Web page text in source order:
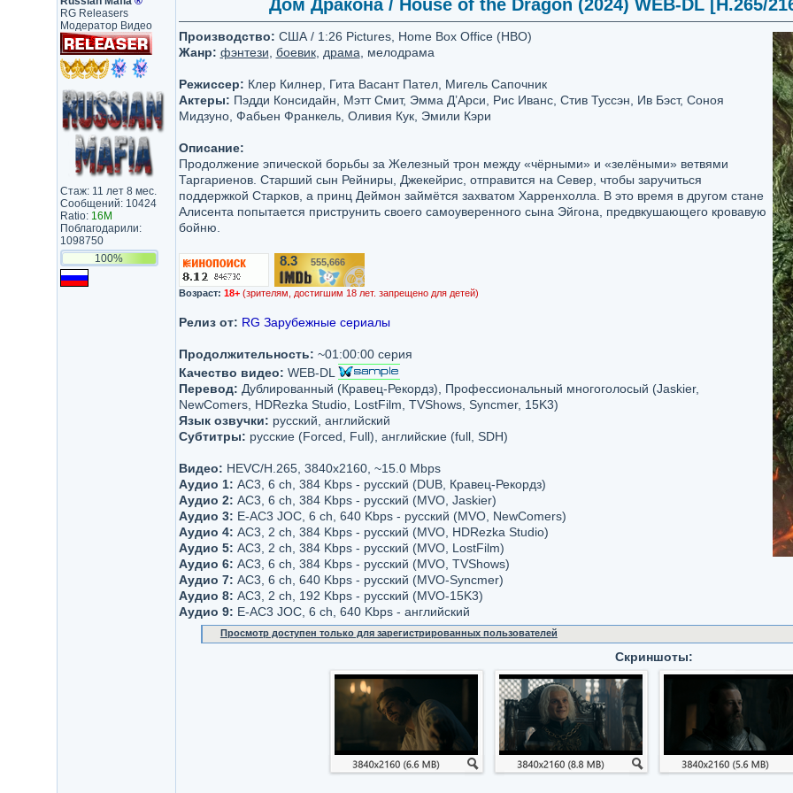
RG Releasers
Модератор Видео
Стаж: 11 лет 8 мес.
Сообщений: 10424
Ratio: 16M
Поблагодарили:
1098750
100%
Дом Дракона / House of the Dragon (2024) WEB-DL [H.265/
Производство: США / 1:26 Pictures, Home Box Office (HBO)
Жанр: фэнтези боевик, драма , мелодрама
Режиссер: Клер Килнер, Гита Васант Пател, Мигель Сапочник
Актеры: Пэдди Консидайн, Мэтт Смит, Эмма Д’Арси, Рис Иванс, Стив Туссэн, Ив Бэст, Соноя
Мидзуно, Фабьен Франкель, Оливия Кук, Эмили Кэри
Описание:
Продолжение эпической борьбы за Железный трон между «чёрными» и «зелёными» ветвями
Таргариенов. Старший сын Рейниры, Джекейрис, отправится на Север, чтобы заручиться
поддержкой Старков, а принц Деймон займётся захватом Харренхолла. В это время в другом стане
Алисента попытается приструнить своего самоуверенного сына Эйгона, предвкушающего кровавую
бойню.
8.3/10 555,666
Возраст: 18+ (зрителям, достигшим 18 лет. запрещено для детей)
Релиз от: RG Зарубежные сериалы
Продолжительность: ~01:00:00 серия
Качество видео: WEB-DL
Перевод: Дублированный (Кравец-Рекордз), Профессиональный многоголосый (Jaskier,
NewComers, HDRezka Studio, LostFilm, TVShows, Syncmer, 15K3)
Язык озвучки: русский, английский
Субтитры: русские (Forced, Full), английские (full, SDH)
Видео: НЕVC/H.265, 3840x2160, ~15.0 Мbps
Аудио 1: AC3, 6 ch, 384 Kbps - русский (DUB, Кравец-Рекордз)
Аудио 2: AC3, 6 ch, 384 Kbps - русский (MVO, Jaskier)
Аудио 3: E-AC3 JOC, 6 ch, 640 Kbps - русский (MVO, NewComers)
Аудио 4: AC3, 2 ch, 384 Kbps - русский (MVO, HDRezka Studio)
Аудио 5: AC3, 2 ch, 384 Kbps - русский (MVO, LostFilm)
Аудио 6: AC3, 6 ch, 384 Kbps - русский (MVO, TVShows)
Аудио 7: AC3, 6 ch, 640 Kbps - русский (MVO-Syncmer)
Аудио 8: AC3, 2 ch, 192 Kbps - русский (MVO-15K3)
Аудио 9: E-AC3 JOC, 6 ch, 640 Kbps - английский
Просмотр доступен только для зарегистрированных пользователей
Скриншоты: